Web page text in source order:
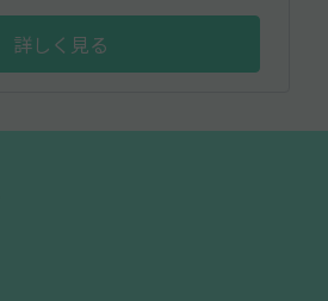
詳しく見る